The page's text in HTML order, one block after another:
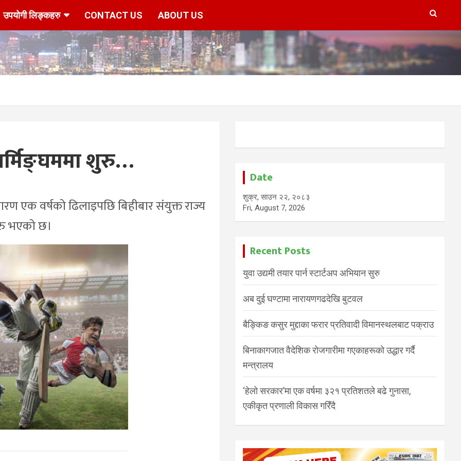
उपयोगी लिङ्कहरु CONTACT US ABOUT US
शुरु…
एक वर्षको ढिलाइपछि बिहीबार संयुक्त राज्य
भएको छ।
Date
शुक्र, साउन २२, २०८३
Fri, August 7, 2026
Recent Posts
युवा उद्यमी तयार पार्न स्टार्टअप अभियान सुरु
अब दुई घण्टामा नारायणगढदेखि बुटवल
बैङ्किङ कसुर मुद्दाका फरार प्रतिवादी विमानस्थलबाट पक्राउ
बिनाकागजात वैदेशिक रोजगारीमा गएकाहरूको उद्धार गर्दै
मन्त्रालय
‘हेलो सरकार’मा एक वर्षमा ३२१ प्रतिशतले बढे गुनासा,
एकीकृत प्रणाली विकास गरिँदै